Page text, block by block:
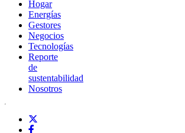
Hogar
Energías
Gestores
Negocios
Tecnologías
Reporte
de
sustentabilidad
Nosotros